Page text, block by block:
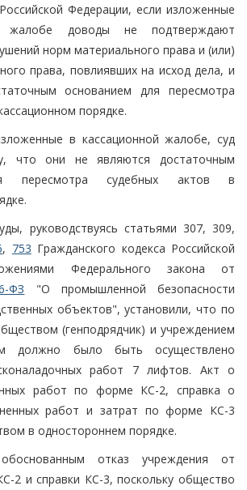
Федерации, если изложенные
жалобе доводы не подтверждают
норм материального права и (или)
права, повлиявших на исход дела, и
основанием для пересмотра
порядке.
в кассационной жалобе, суд
что они не являются достаточным
пересмотра судебных актов в
руководствуясь статьями 307, 309,
, 753 Гражданского кодекса Российской
Федерального закона от
ФЗ "О промышленной безопасности
объектов", установили, что по
(генподрядчик) и учреждением
должно было быть осуществлено
работ 7 лифтов. Акт о
работ по форме КС-2, справка о
работ и затрат по форме КС-3
в одностороннем порядке.
отказ учреждения от
2 и справки КС-3, поскольку общество